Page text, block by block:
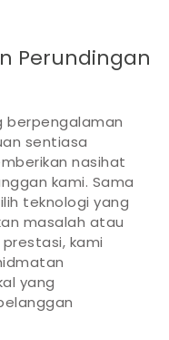
Perundingan
berpengalaman
sentiasa
nasihat
kami. Sama
teknologi yang
masalah atau
kami
yang